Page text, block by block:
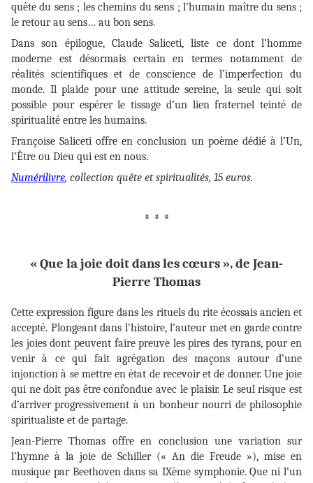
quête du sens ; les chemins du sens ; l’humain maître du sens ;
le retour au sens… au bon sens.
Dans son épilogue, Claude Saliceti, liste ce dont l’homme
moderne est désormais certain en termes notamment de
réalités scientifiques et de conscience de l’imperfection du
monde. Il plaide pour une attitude sereine, la seule qui soit
possible pour espérer le tissage d’un lien fraternel teinté de
spiritualité entre les humains.
Françoise Saliceti offre en conclusion un poème dédié à l’Un,
l’Être ou Dieu qui est en nous.
Numérilivre, collection quête et spiritualités, 15 euros.
* * *
« Que la joie doit dans les cœurs », de Jean-
Pierre Thomas
Cette expression figure dans les rituels du rite écossais ancien et
accepté. Plongeant dans l’histoire, l’auteur met en garde contre
les joies dont peuvent faire preuve les pires des tyrans, pour en
venir à ce qui fait agrégation des maçons autour d’une
injonction à se mettre en état de recevoir et de donner. Une joie
qui ne doit pas être confondue avec le plaisir. Le seul risque est
d’arriver progressivement à un bonheur nourri de philosophie
spiritualiste et de partage.
Jean-Pierre Thomas offre en conclusion une variation sur
l’hymne à la joie de Schiller (« An die Freude »), mise en
musique par Beethoven dans sa IXème symphonie. Que ni l’un